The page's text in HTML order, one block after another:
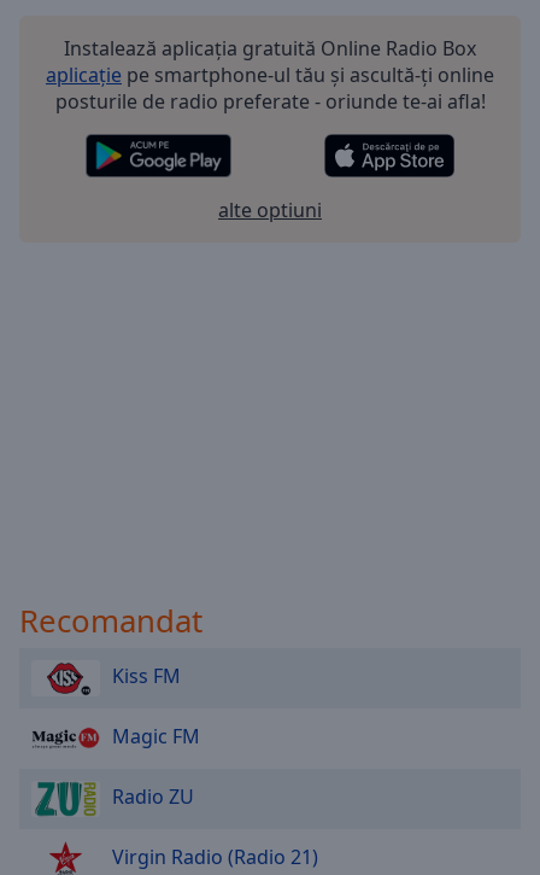
Instalează aplicația gratuită Online Radio Box
aplicație pe smartphone-ul tău și ascultă-ți online
posturile de radio preferate - oriunde te-ai afla!
alte optiuni
Recomandat
Kiss FM
Magic FM
Radio ZU
Virgin Radio (Radio 21)